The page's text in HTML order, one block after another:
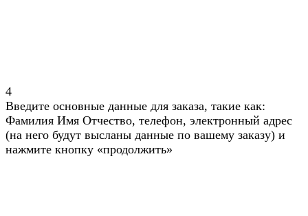
4
Введите основные данные для заказа, такие как:
Фамилия Имя Отчество, телефон, электронный адрес
(на него будут высланы данные по вашему заказу) и
нажмите кнопку «продолжить»